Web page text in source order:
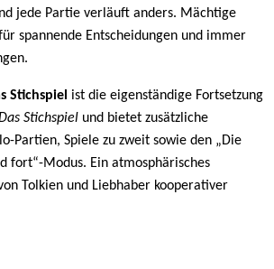
jede Partie verläuft anders. Mächtige
spannende Entscheidungen und immer
Stichspiel ist die eigenständige Fortsetzung
Stichspiel und bietet zusätzliche
Partien, Spiele zu zweit sowie den „Die
fort“-Modus. Ein atmosphärisches
Tolkien und Liebhaber kooperativer